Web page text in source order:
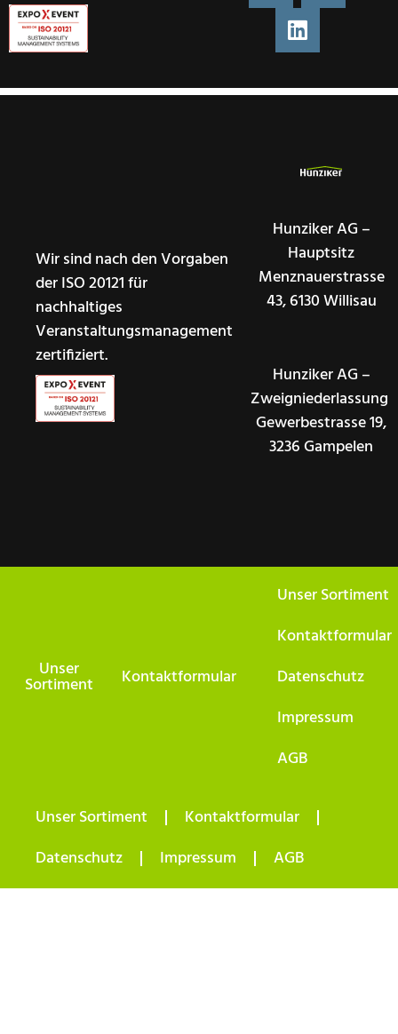
Wir sind nach den Vorgaben
der ISO 20121 für
nachhaltiges
Veranstaltungsmanagement
zertifiziert.
Hunziker AG –
Hauptsitz
Menznauerstrasse
43, 6130 Willisau
Hunziker AG –
Zweigniederlassung
Gewerbestrasse 19,
3236 Gampelen
Unser
Sortiment Kontaktformular
Unser Sortiment
Kontaktformular
Datenschutz
Impressum
AGB
Unser Sortiment
Kontaktformular
Datenschutz
Impressum AGB